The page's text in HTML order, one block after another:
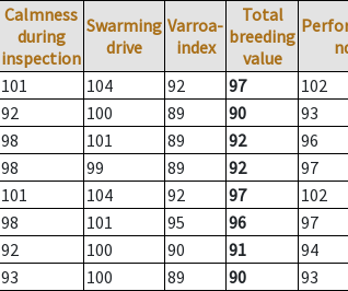
Calmness
during
inspection
Swarming
drive
Varroa-
index
Total
breeding
value
101 104 92 97
102
92 100 89 90
93
98 101 89 92
96
98 99 89 92
97
101 104 92 97
102
98 101 95 96
97
92 100 90 91
94
93 100 89 90 93